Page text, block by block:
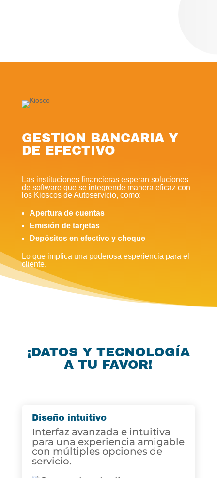
GESTION BANCARIA Y
DE EFECTIVO
Las instituciones financieras esperan soluciones
de software que se integrende manera eficaz con
los Kioscos de Autoservicio, como:
Apertura de cuentas
Emisión de tarjetas
Depósitos en efectivo y cheque
Lo que implica una poderosa esperiencia para el
cliente.
¡DATOS Y TECNOLOGÍA
A TU FAVOR!
Diseño intuitivo
Interfaz avanzada e intuitiva
para una experiencia amigable
con múltiples opciones de
servicio.